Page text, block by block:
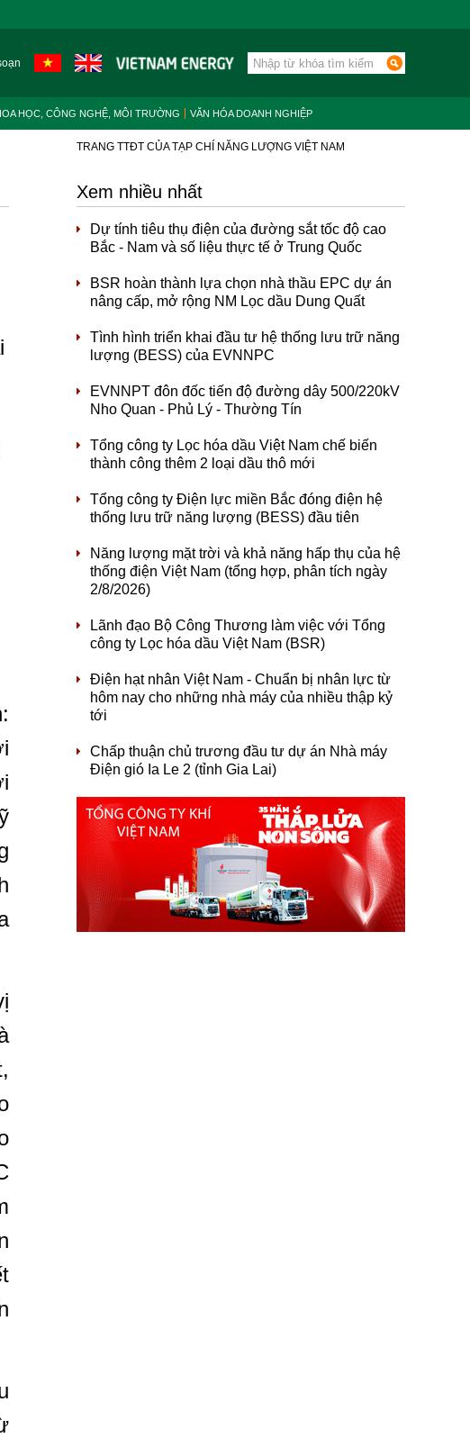
HỌC, CÔNG NGHỆ, MÔI TRƯỜNG VĂN HÓA DOANH NGHIỆP
TRANG TTĐT CỦA TẠP CHÍ NĂNG LƯỢNG VIỆT NAM
Xem nhiều nhất
Dự tính tiêu thụ điện của đường sắt tốc độ cao
Bắc - Nam và số liệu thực tế ở Trung Quốc
BSR hoàn thành lựa chọn nhà thầu EPC dự án
nâng cấp, mở rộng NM Lọc dầu Dung Quất
Tình hình triển khai đầu tư hệ thống lưu trữ năng
lượng (BESS) của EVNNPC
EVNNPT đôn đốc tiến độ đường dây 500/220kV
Nho Quan - Phủ Lý - Thường Tín
Tổng công ty Lọc hóa dầu Việt Nam chế biến
thành công thêm 2 loại dầu thô mới
Tổng công ty Điện lực miền Bắc đóng điện hệ
thống lưu trữ năng lượng (BESS) đầu tiên
Năng lượng mặt trời và khả năng hấp thụ của hệ
thống điện Việt Nam (tổng hợp, phân tích ngày
2/8/2026)
Lãnh đạo Bộ Công Thương làm việc với Tổng
công ty Lọc hóa dầu Việt Nam (BSR)
Điện hạt nhân Việt Nam - Chuẩn bị nhân lực từ
hôm nay cho những nhà máy của nhiều thập kỷ
tới
Chấp thuận chủ trương đầu tư dự án Nhà máy
Điện gió Ia Le 2 (tỉnh Gia Lai)